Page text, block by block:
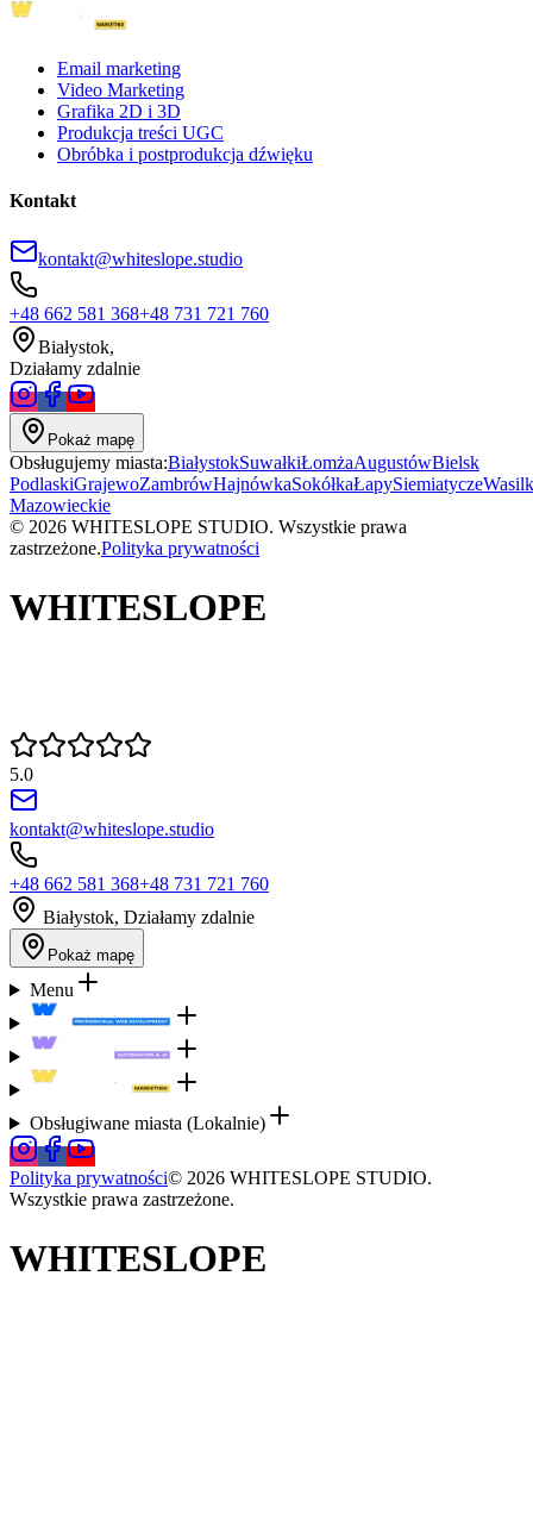
Email marketing
Video Marketing
Grafika 2D i 3D
Produkcja treści UGC
Obróbka i postprodukcja dźwięku
Kontakt
kontakt@whiteslope.studio
+48 662 581 368+48 731 721 760
Białystok,
Działamy zdalnie
Pokaż mapę
Obsługujemy miasta:BiałystokSuwałkiŁomżaAugustówBielsk
PodlaskiGrajewoZambrówHajnówkaSokółkaŁapySiemiatycze
Mazowieckie
© 2026 WHITESLOPE STUDIO. Wszystkie prawa
zastrzeżone.Polityka prywatności
WHITESLOPE
5.0
kontakt@whiteslope.studio
+48 662 581 368+48 731 721 760
Białystok, Działamy zdalnie
Pokaż mapę
Menu
Obsługiwane miasta (Lokalnie)
Polityka prywatności© 2026 WHITESLOPE STUDIO.
Wszystkie prawa zastrzeżone.
WHITESLOPE